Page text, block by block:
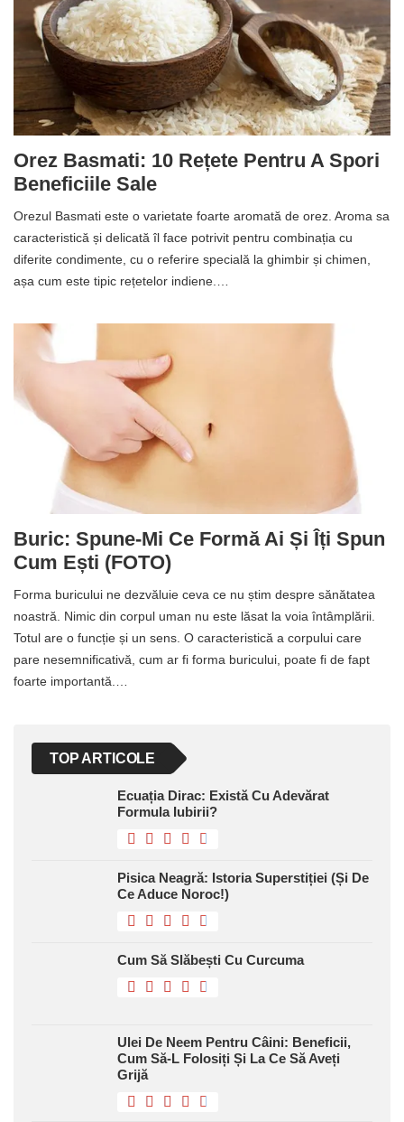
Orez Basmati: 10 Rețete Pentru A Spori
Beneficiile Sale
Orezul Basmati este o varietate foarte aromată de orez. Aroma sa
caracteristică și delicată îl face potrivit pentru combinația cu
diferite condimente, cu o referire specială la ghimbir și chimen,
așa cum este tipic rețetelor indiene.…
Buric: Spune-Mi Ce Formă Ai Și Îți Spun
Cum Ești (FOTO)
Forma buricului ne dezvăluie ceva ce nu știm despre sănătatea
noastră. Nimic din corpul uman nu este lăsat la voia întâmplării.
Totul are o funcție și un sens. O caracteristică a corpului care
pare nesemnificativă, cum ar fi forma buricului, poate fi de fapt
foarte importantă.…
TOP ARTICOLE
Ecuația Dirac: Există Cu Adevărat
Formula Iubirii?
Pisica Neagră: Istoria Superstiției (și De
Ce Aduce Noroc!)
Cum Să Slăbești Cu Curcuma
Ulei De Neem Pentru Câini: Beneficii,
Cum Să-L Folosiți Și La Ce Să Aveți
Grijă